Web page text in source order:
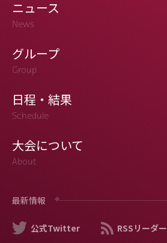
ニュース
News
グループ
Group
日程・結果
Schedule
大会について
About
最新情報
公式Twitter RSSリーダー